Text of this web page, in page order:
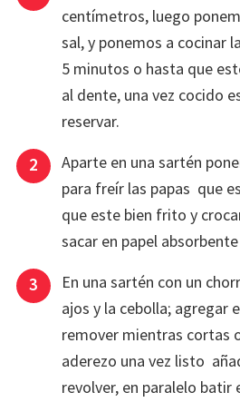
centímetros, luego
sal, y ponemos a cocinar
5 minutos o hasta que
al dente, una vez cocido
reservar.
Aparte en una sartén
para freír las papas que
que este bien frito y
sacar en papel
En una sartén con un
ajos y la cebolla; agregar
remover mientras cortas
aderezo una vez listo
revolver, en paralelo batir